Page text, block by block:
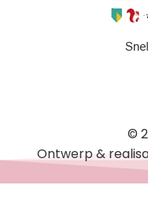
©
Ontwerp &